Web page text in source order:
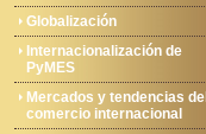
Globalización
Internacionalización de
PyMES
Mercados y tendencias del
comercio internacional